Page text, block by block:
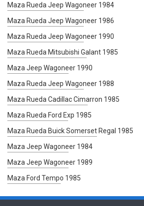
Maza Rueda Jeep Wagoneer 1984
Maza Rueda Jeep Wagoneer 1986
Maza Rueda Jeep Wagoneer 1990
Maza Rueda Mitsubishi Galant 1985
Maza Jeep Wagoneer 1990
Maza Rueda Jeep Wagoneer 1988
Maza Rueda Cadillac Cimarron 1985
Maza Rueda Ford Exp 1985
Maza Rueda Buick Somerset Regal 1985
Maza Jeep Wagoneer 1984
Maza Jeep Wagoneer 1989
Maza Ford Tempo 1985